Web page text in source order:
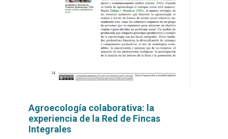
Agroecología colaborativa: la
experiencia de la Red de Fincas
Integrales